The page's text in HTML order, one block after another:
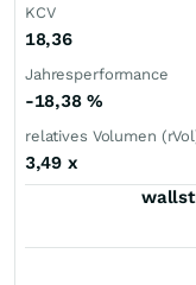
KCV
18,36
Jahresperformance
-18,38 %
relatives Volumen
3,49 x